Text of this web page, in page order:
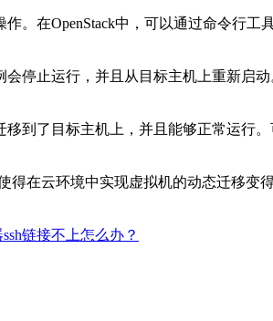
在OpenStack中，可以通过命令行工
止运行，并且从目标主机上重新启
了目标主机上，并且能够正常运行
在云环境中实现虚拟机的动态迁移变
链接不上怎么办？